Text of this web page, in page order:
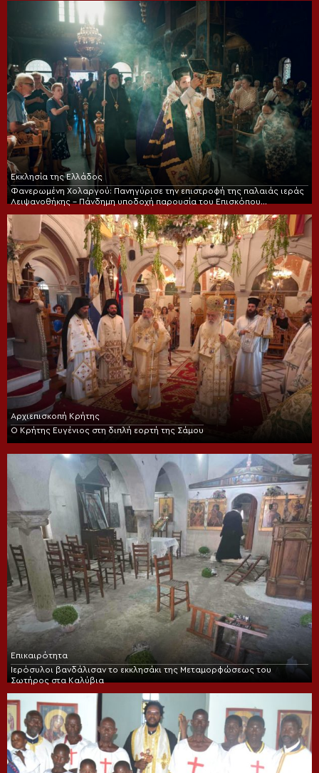
Εκκλησία της Ελλάδος
Φανερωμένη Χολαργού: Πανηγύρισε την επιστροφή της παλαιάς ιεράς
Λειψανοθήκης – Πάνδημη υποδοχή παρουσία του Επισκόπου
Αρχιεπισκοπή Κρήτης
Ο Κρήτης Ευγένιος στη διπλή εορτή της Σάμου
Επικαιρότητα
Ιερόσυλοι βανδάλισαν το εκκλησάκι της Μεταμορφώσεως του
Σωτήρος στα Καλύβια